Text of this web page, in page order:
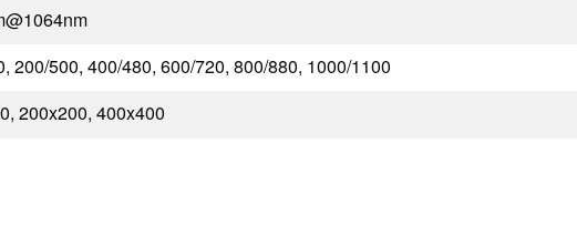
200/500, 400/480, 600/720, 800/880, 1000/1100
200x200, 400x400